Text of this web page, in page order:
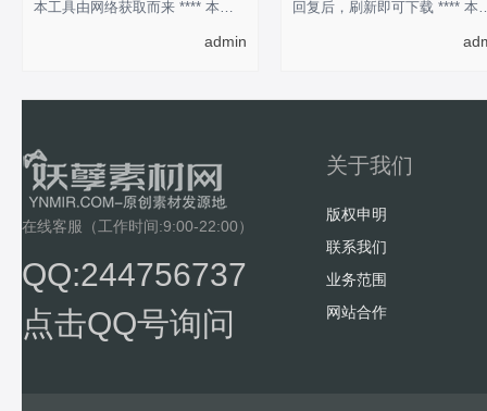
本工具由网络获取而来 **** 本内容被作者隐藏 ****
admin
回复后，刷新即可
在线客服（工作时间:9:00-22:00）
QQ:244756737
点击QQ号询问
关于我们
版权申明
联系我们
业务范围
网站合作